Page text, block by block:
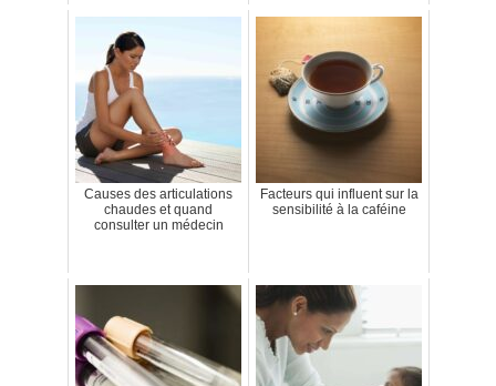
Causes des articulations
chaudes et quand
consulter un médecin
Facteurs qui influent sur la
sensibilité à la caféine